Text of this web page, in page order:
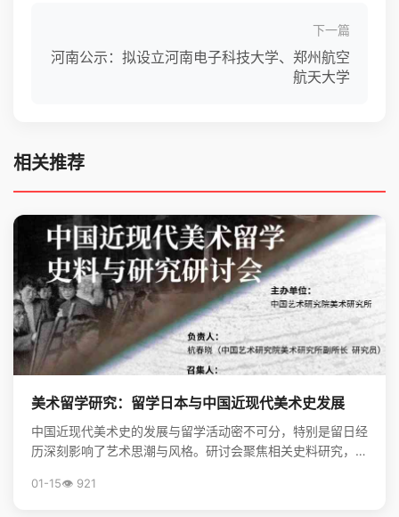
下一篇
河南公示：拟设立河南电子科技大学、郑州航空
航天大学
相关推荐
美术留学研究：留学日本与中国近现代美术史发展
中国近现代美术史的发展与留学活动密不可分，特别是留日经
历深刻影响了艺术思潮与风格。研讨会聚焦相关史料研究，揭
01-15👁️ 921